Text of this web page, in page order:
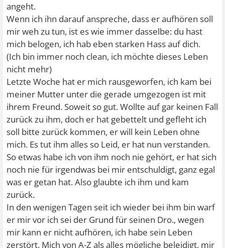
angeht.
Wenn ich ihn darauf anspreche, dass er aufhören soll
mir weh zu tun, ist es wie immer dasselbe: du hast
mich belogen, ich hab eben starken Hass auf dich.
(Ich bin immer noch clean, ich möchte dieses Leben
nicht mehr)
Letzte Woche hat er mich rausgeworfen, ich kam bei
meiner Mutter unter die gerade umgezogen ist mit
ihrem Freund. Soweit so gut. Wollte auf gar keinen Fall
zurück zu ihm, doch er hat gebettelt und gefleht ich
soll bitte zurück kommen, er will kein Leben ohne
mich. Es tut ihm alles so Leid, er hat nun verstanden.
So etwas habe ich von ihm noch nie gehört, er hat sich
noch nie für irgendwas bei mir entschuldigt, ganz egal
was er getan hat. Also glaubte ich ihm und kam
zurück.
In den wenigen Tagen seit ich wieder bei ihm bin warf
er mir vor ich sei der Grund für seinen Dro., wegen
mir kann er nicht aufhören, ich habe sein Leben
zerstört. Mich von A-Z als alles mögliche beleidigt, mir